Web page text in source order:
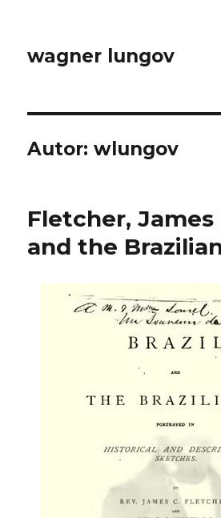
wagner lungov
Autor:wlungov
Fletcher, James
and the